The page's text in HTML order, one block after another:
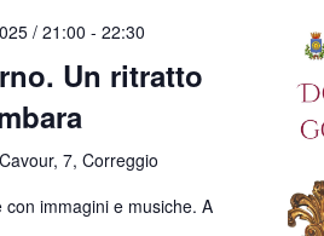
/ 21:00 - 22:30
Un ritratto
7, Correggio
immagini e musiche. A